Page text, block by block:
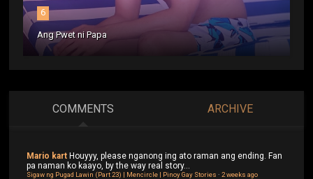
6
Ang Pwet ni Papa
COMMENTS ARCHIVE
Mario kart Houyyy, please nganong ing ato raman ang ending. Fan
pa naman ko kaayo, by the way real story...
Sigaw ng Pugad Lawin (Part 23) | Mencircle | Pinoy Gay Stories ·2 weeks ago